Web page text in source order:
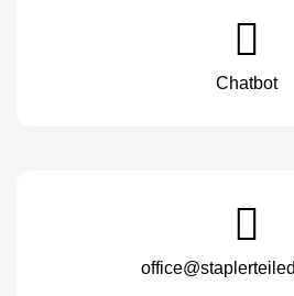
Chatbot